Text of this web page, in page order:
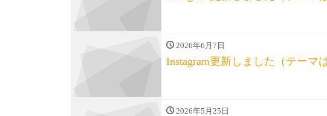
2026年6月7日
Instagram更新しました（テーマ
2026年5月25日